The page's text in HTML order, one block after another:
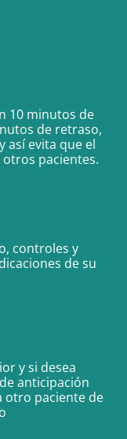
10 minutos de
de retraso,
así evita que el
pacientes.
controles y
de su
y si desea
anticipación
otro paciente de